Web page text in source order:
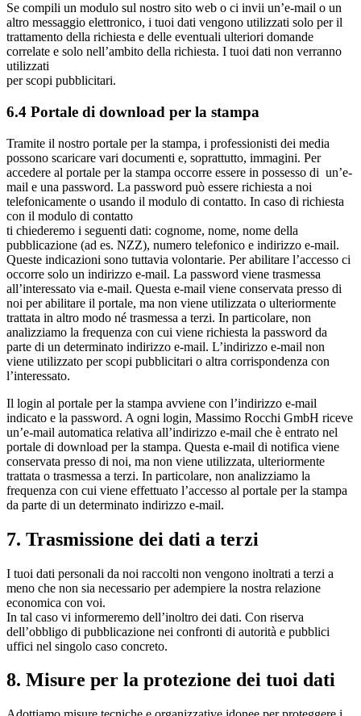
Se compili un modulo sul nostro sito web o ci invii un’e-mail o un
altro messaggio elettronico, i tuoi dati vengono utilizzati solo per il
trattamento della richiesta e delle eventuali ulteriori domande
correlate e solo nell’ambito della richiesta. I tuoi dati non verranno
utilizzati
per scopi pubblicitari.
6.4 Portale di download per la stampa
Tramite il nostro portale per la stampa, i professionisti dei media
possono scaricare vari documenti e, soprattutto, immagini. Per
accedere al portale per la stampa occorre essere in possesso di un’e-
mail e una password. La password può essere richiesta a noi
telefonicamente o usando il modulo di contatto. In caso di richiesta
con il modulo di contatto
ti chiederemo i seguenti dati: cognome, nome, nome della
pubblicazione (ad es. NZZ), numero telefonico e indirizzo e-mail.
Queste indicazioni sono tuttavia volontarie. Per abilitare l’accesso ci
occorre solo un indirizzo e-mail. La password viene trasmessa
all’interessato via e-mail. Questa e-mail viene conservata presso di
noi per abilitare il portale, ma non viene utilizzata o ulteriormente
trattata in altro modo né trasmessa a terzi. In particolare, non
analizziamo la frequenza con cui viene richiesta la password da
parte di un determinato indirizzo e-mail. L’indirizzo e-mail non
viene utilizzato per scopi pubblicitari o altra corrispondenza con
l’interessato.
Il login al portale per la stampa avviene con l’indirizzo e-mail
indicato e la password. A ogni login, Massimo Rocchi GmbH riceve
un’e-mail automatica relativa all’indirizzo e-mail che è entrato nel
portale di download per la stampa. Questa e-mail di notifica viene
conservata presso di noi, ma non viene utilizzata, ulteriormente
trattata o trasmessa a terzi. In particolare, non analizziamo la
frequenza con cui viene effettuato l’accesso al portale per la stampa
da parte di un determinato indirizzo e-mail.
7. Trasmissione dei dati a terzi
I tuoi dati personali da noi raccolti non vengono inoltrati a terzi a
meno che non sia necessario per adempiere la nostra relazione
economica con voi.
In tal caso vi informeremo dell’inoltro dei dati. Con riserva
dell’obbligo di pubblicazione nei confronti di autorità e pubblici
uffici nel singolo caso concreto.
8. Misure per la protezione dei tuoi dati